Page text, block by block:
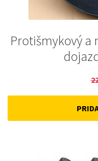
Protišmykový a